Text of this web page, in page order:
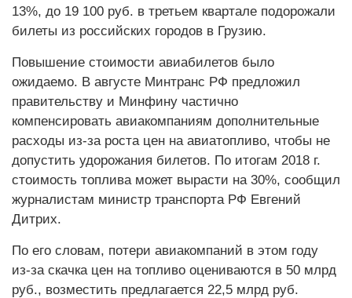
13%, до 19 100 руб. в третьем квартале подорожали
билеты из российских городов в Грузию.
Повышение стоимости авиабилетов было
ожидаемо. В августе Минтранс РФ предложил
правительству и Минфину частично
компенсировать авиакомпаниям дополнительные
расходы из-за роста цен на авиатопливо, чтобы не
допустить удорожания билетов. По итогам 2018 г.
стоимость топлива может вырасти на 30%, сообщил
журналистам министр транспорта РФ Евгений
Дитрих.
По его словам, потери авиакомпаний в этом году
из-за скачка цен на топливо оцениваются в 50 млрд
руб., возместить предлагается 22,5 млрд руб.